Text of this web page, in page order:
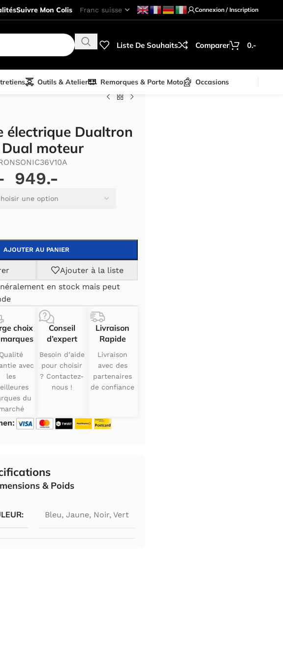
Suivre Mon Colis Connexion / Inscription
Liste De Souhaits Comparer 0.-
Outils & Atelier Remorques & Porte Moto Occasions
électrique Dualtron
moteur
949.-
AJOUTER AU PANIER
Ajouter à la liste
en stock mais peut
choix
Qualité
avec
les
du
Conseil
d’expert
Besoin d’aide
pour choisir
? Contactez-
nous !
Livraison
Rapide
Livraison
avec des
partenaires
de confiance
& Poids
Bleu,Jaune, Noir,Vert